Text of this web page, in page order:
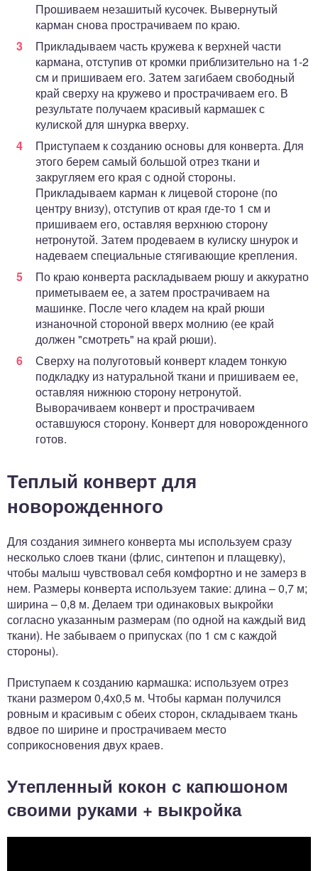
Прошиваем незашитый кусочек. Вывернутый
карман снова прострачиваем по краю.
Прикладываем часть кружева к верхней части
кармана, отступив от кромки приблизительно на 1-2
см и пришиваем его. Затем загибаем свободный
край сверху на кружево и прострачиваем его. В
результате получаем красивый кармашек с
кулиской для шнурка вверху.
Приступаем к созданию основы для конверта. Для
этого берем самый большой отрез ткани и
закругляем его края с одной стороны.
Прикладываем карман к лицевой стороне (по
центру внизу), отступив от края где-то 1 см и
пришиваем его, оставляя верхнюю сторону
нетронутой. Затем продеваем в кулиску шнурок и
надеваем специальные стягивающие крепления.
По краю конверта раскладываем рюшу и аккуратно
приметываем ее, а затем прострачиваем на
машинке. После чего кладем на край рюши
изнаночной стороной вверх молнию (ее край
должен "смотреть" на край рюши).
Сверху на полуготовый конверт кладем тонкую
подкладку из натуральной ткани и пришиваем ее,
оставляя нижнюю сторону нетронутой.
Выворачиваем конверт и прострачиваем
оставшуюся сторону. Конверт для новорожденного
готов.
Теплый конверт для
новорожденного
Для создания зимнего конверта мы используем сразу
несколько слоев ткани (флис, синтепон и плащевку),
чтобы малыш чувствовал себя комфортно и не замерз в
нем. Размеры конверта используем такие: длина – 0,7 м;
ширина – 0,8 м. Делаем три одинаковых выкройки
согласно указанным размерам (по одной на каждый вид
ткани). Не забываем о припусках (по 1 см с каждой
стороны).
Приступаем к созданию кармашка: используем отрез
ткани размером 0,4х0,5 м. Чтобы карман получился
ровным и красивым с обеих сторон, складываем ткань
вдвое по ширине и прострачиваем место
соприкосновения двух краев.
Утепленный кокон с капюшоном
своими руками + выкройка